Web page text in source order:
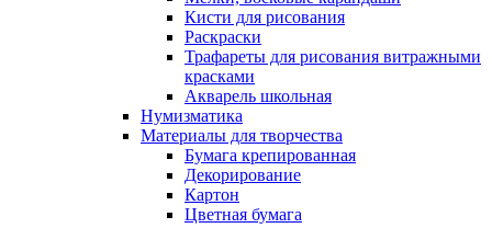
Кисти для рисования
Раскраски
Трафареты для рисования витражными
красками
Акварель школьная
Нумизматика
Материалы для творчества
Бумага крепированная
Декорирование
Картон
Цветная бумага